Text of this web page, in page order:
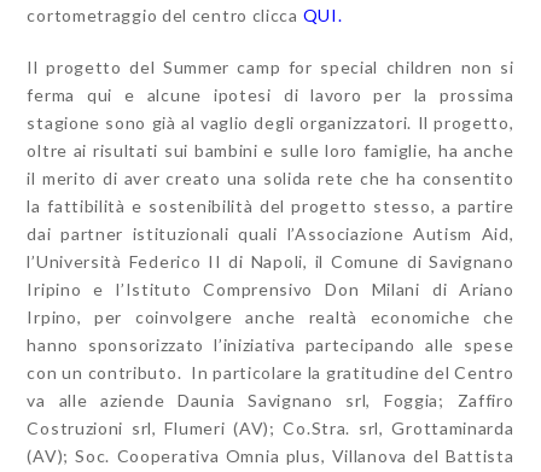
cortometraggio del centro clicca QUI.
Il progetto del Summer camp for special children non si
ferma qui e alcune ipotesi di lavoro per la prossima
stagione sono già al vaglio degli organizzatori. Il progetto,
oltre ai risultati sui bambini e sulle loro famiglie, ha anche
il merito di aver creato una solida rete che ha consentito
la fattibilità e sostenibilità del progetto stesso, a partire
dai partner istituzionali quali l’Associazione Autism Aid,
l’Università Federico II di Napoli, il Comune di Savignano
Iripino e l’Istituto Comprensivo Don Milani di Ariano
Irpino, per coinvolgere anche realtà economiche che
hanno sponsorizzato l’iniziativa partecipando alle spese
con un contributo. In particolare la gratitudine del Centro
va alle aziende Daunia Savignano srl, Foggia; Zaffiro
Costruzioni srl, Flumeri (AV); Co.Stra. srl, Grottaminarda
(AV); Soc. Cooperativa Omnia plus, Villanova del Battista